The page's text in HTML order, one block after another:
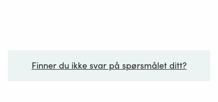
Finner du ikke svar på spørsmålet ditt?